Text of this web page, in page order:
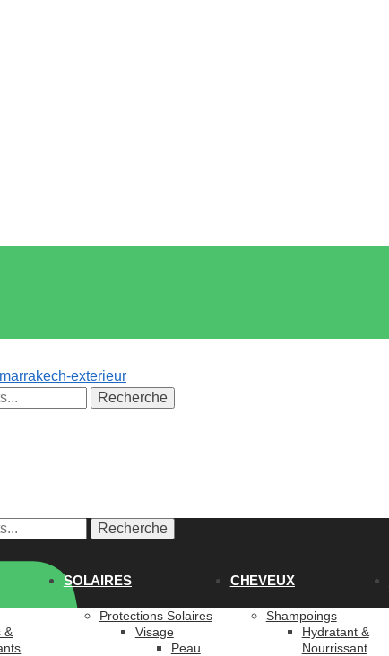
Recherche
Recherche
&
SOLAIRES
Protections Solaires
Visage
Peau
CHEVEUX
Shampoings
Hydratant &
Nourrissant